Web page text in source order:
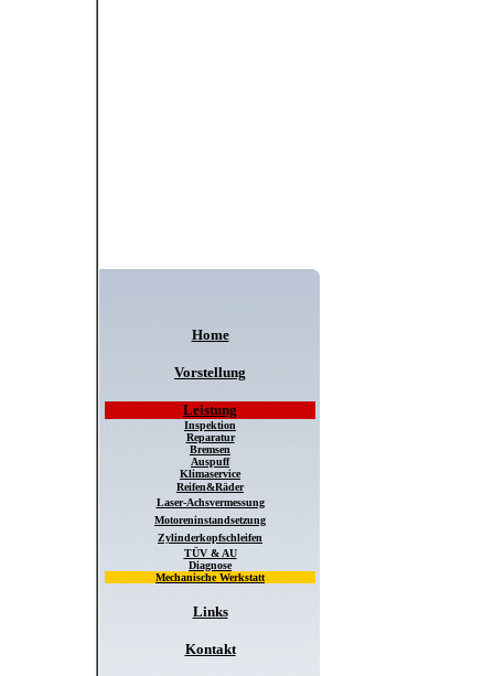
Home
Vorstellung
Leistung
Inspektion
Reparatur
Bremsen
Auspuff
Klimaservice
Reifen&Räder
Laser-Achsvermessung
Motoreninstandsetzung
Zylinderkopfschleifen
TÜV & AU
Diagnose
Mechanische Werkstatt
Links
Kontakt